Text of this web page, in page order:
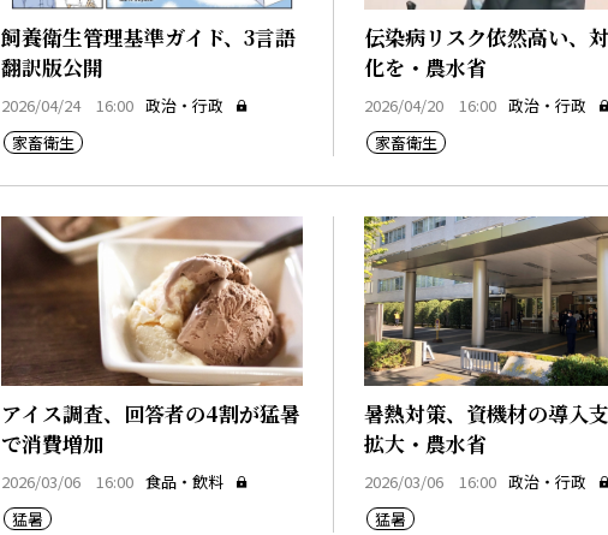
飼養衛生管理基準ガイド、3言語
翻訳版公開
2026/04/24 16:00 政治・行政
家畜衛生
伝染病リスク依然高い、
化を・農水省
2026/04/20 16:00 政治・行政
家畜衛生
アイス調査、回答者の4割が猛暑
で消費増加
2026/03/06 16:00 食品・飲料
猛暑
暑熱対策、資機材の導入
拡大・農水省
2026/03/06 16:00 政治・行政
猛暑